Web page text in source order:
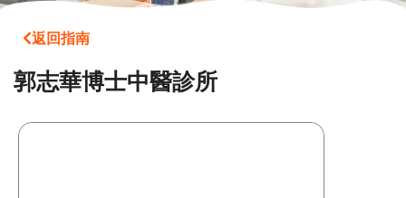
返回指南
郭志華博士中醫診所